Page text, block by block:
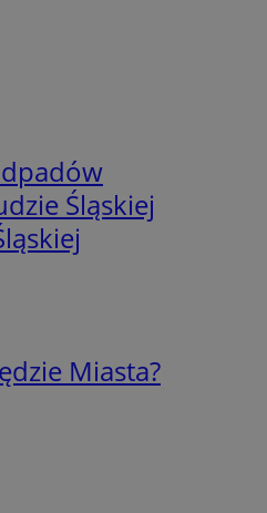
Śląskiej
Miasta?